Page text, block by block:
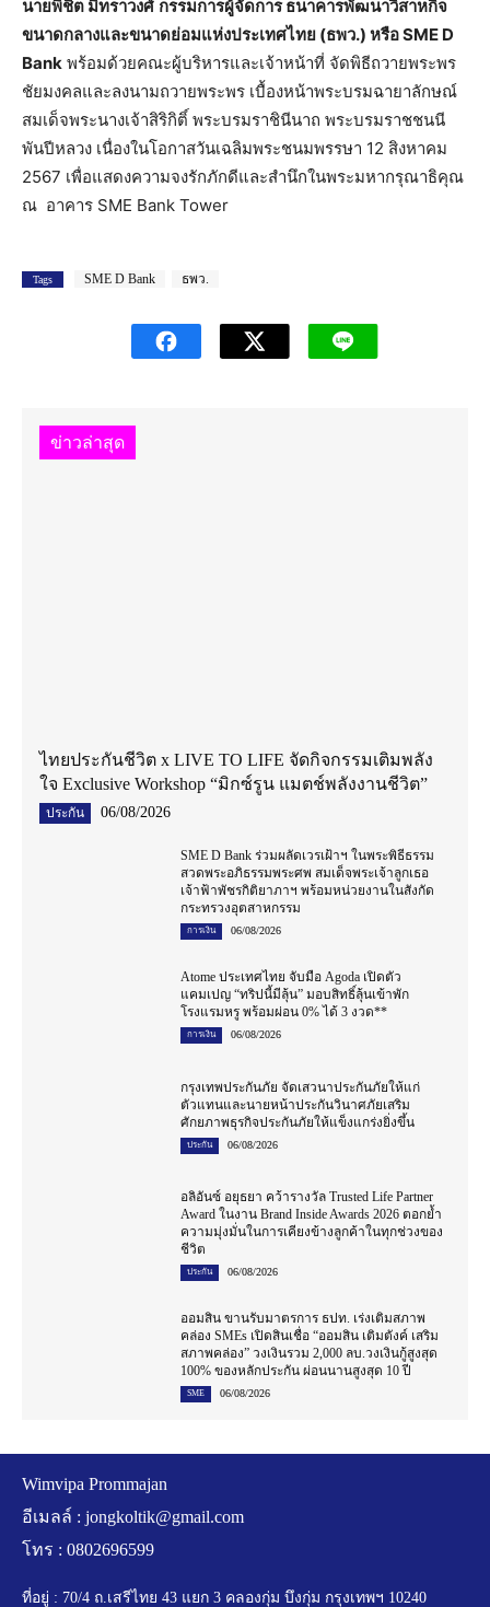
นายพิชิต มิทราวงศ์ กรรมการผู้จัดการ ธนาคารพัฒนาวิสาหกิจ
ขนาดกลางและขนาดย่อมแห่งประเทศไทย (ธพว.) หรือ SME D
Bank พร้อมด้วยคณะผู้บริหารและเจ้าหน้าที่ จัดพิธีถวายพระพร
ชัยมงคลและลงนามถวายพระพร เบื้องหน้าพระบรมฉายาลักษณ์
สมเด็จพระนางเจ้าสิริกิติ์ พระบรมราชินีนาถ พระบรมราชชนนี
พันปีหลวง เนื่องในโอกาสวันเฉลิมพระชนมพรรษา 12 สิงหาคม
2567 เพื่อแสดงความจงรักภักดีและสำนึกในพระมหากรุณาธิคุณ
ณ อาคาร SME Bank Tower
Tags SME D Bank ธพว.
ข่าวล่าสุด
ไทยประกันชีวิต x LIVE TO LIFE จัดกิจกรรมเติมพลัง
ใจ Exclusive Workshop “มิกซ์รูน แมตช์พลังงานชีวิต”
ประกัน 06/08/2026
SME D Bank ร่วมผลัดเวรเฝ้าฯ ในพระพิธีธรรม
สวดพระอภิธรรมพระศพ สมเด็จพระเจ้าลูกเธอ
เจ้าฟ้าพัชรกิติยาภาฯ พร้อมหน่วยงานในสังกัด
กระทรวงอุตสาหกรรม
การเงิน 06/08/2026
Atome ประเทศไทย จับมือ Agoda เปิดตัว
แคมเปญ “ทริปนี้มีลุ้น” มอบสิทธิ์ลุ้นเข้าพัก
โรงแรมหรู พร้อมผ่อน 0% ได้ 3 งวด**
การเงิน 06/08/2026
กรุงเทพประกันภัย จัดเสวนาประกันภัยให้แก่
ตัวแทนและนายหน้าประกันวินาศภัยเสริม
ศักยภาพธุรกิจประกันภัยให้แข็งแกร่งยิ่งขึ้น
ประกัน 06/08/2026
อลิอันซ์ อยุธยา คว้ารางวัล Trusted Life Partner
Award ในงาน Brand Inside Awards 2026 ตอกย้ำ
ความมุ่งมั่นในการเคียงข้างลูกค้าในทุกช่วงของ
ชีวิต
ประกัน 06/08/2026
ออมสิน ขานรับมาตรการ ธปท. เร่งเติมสภาพ
คล่อง SMEs เปิดสินเชื่อ “ออมสิน เติมตังค์ เสริม
สภาพคล่อง” วงเงินรวม 2,000 ลบ.วงเงินกู้สูงสุด
100% ของหลักประกัน ผ่อนนานสูงสุด 10 ปี
SME 06/08/2026
Wimvipa Prommajan
อีเมลล์ : jongkoltik@gmail.com
โทร : 0802696599
ที่อยู่ : 70/4 ถ.เสรีไทย 43 แยก 3 คลองกุ่ม บึงกุ่ม กรุงเทพฯ 10240